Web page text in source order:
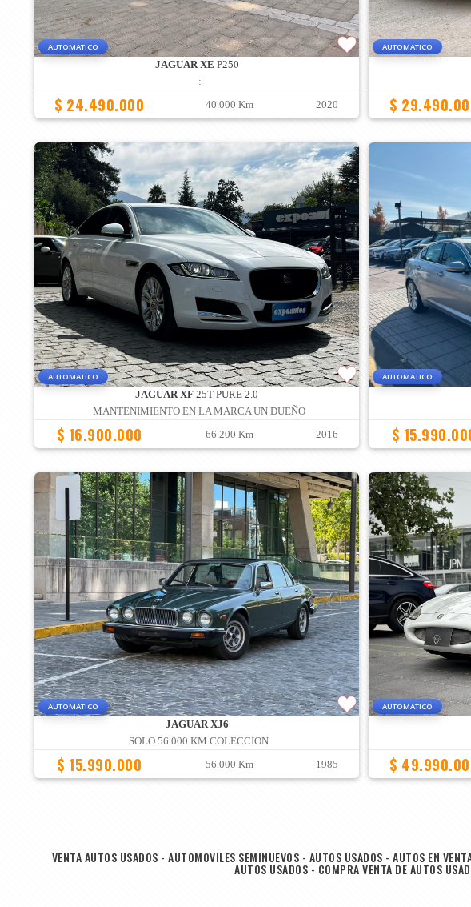
AUTOMATICO
JAGUAR XE P250
:
$ 24.490.000 40.000 Km 2020
AUTOMATICO
$
AUTOMATICO
JAGUAR XF 25T PURE 2.0
MANTENIMIENTO EN LA MARCA UN DUEÑO
$ 16.900.000 66.200 Km 2016
AUTOMATICO
$
AUTOMATICO
JAGUAR XJ6
SOLO 56.000 KM COLECCION
$ 15.990.000 56.000 Km 1985
AUTOMATICO
$
VENTA AUTOS USADOS - AUTOMOVILES SEMINUEVOS - AUTOS USADOS - AUTOS EN
AUTOS USADOS - COMPRA VENTA DE AUTOS